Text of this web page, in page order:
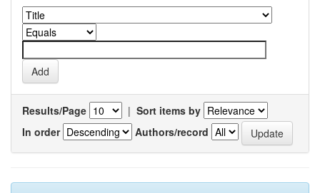
Results/Page | Sort items by
In order
Authors/record